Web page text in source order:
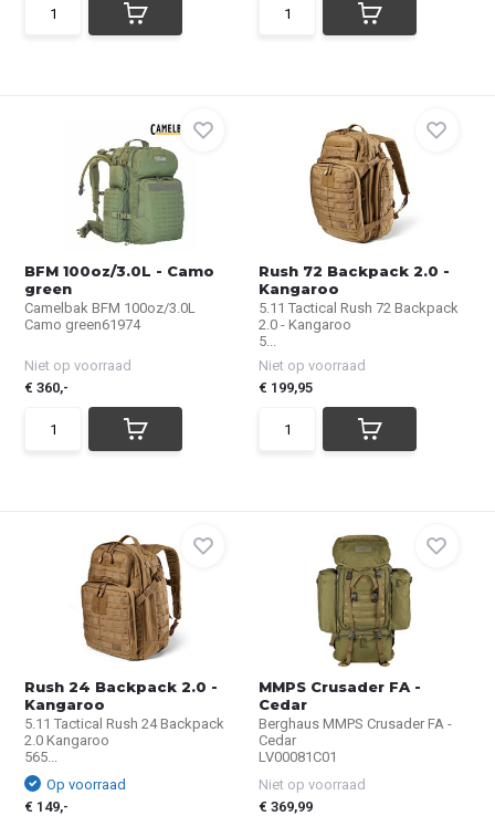
BFM 100oz/3.0L - Camo
green
Camelbak BFM 100oz/3.0L
Camo green61974
Niet op voorraad
€ 360,-
Rush 72 Backpack 2.0 -
Kangaroo
5.11 Tactical Rush 72 Backpack
2.0 - Kangaroo
5...
Niet op voorraad
€ 199,95
Rush 24 Backpack 2.0 -
Kangaroo
5.11 Tactical Rush 24 Backpack
2.0 Kangaroo
565...
Op voorraad
€ 149,-
MMPS Crusader FA -
Cedar
Berghaus MMPS Crusader FA -
Cedar
LV00081C01
Niet op voorraad
€ 369,99